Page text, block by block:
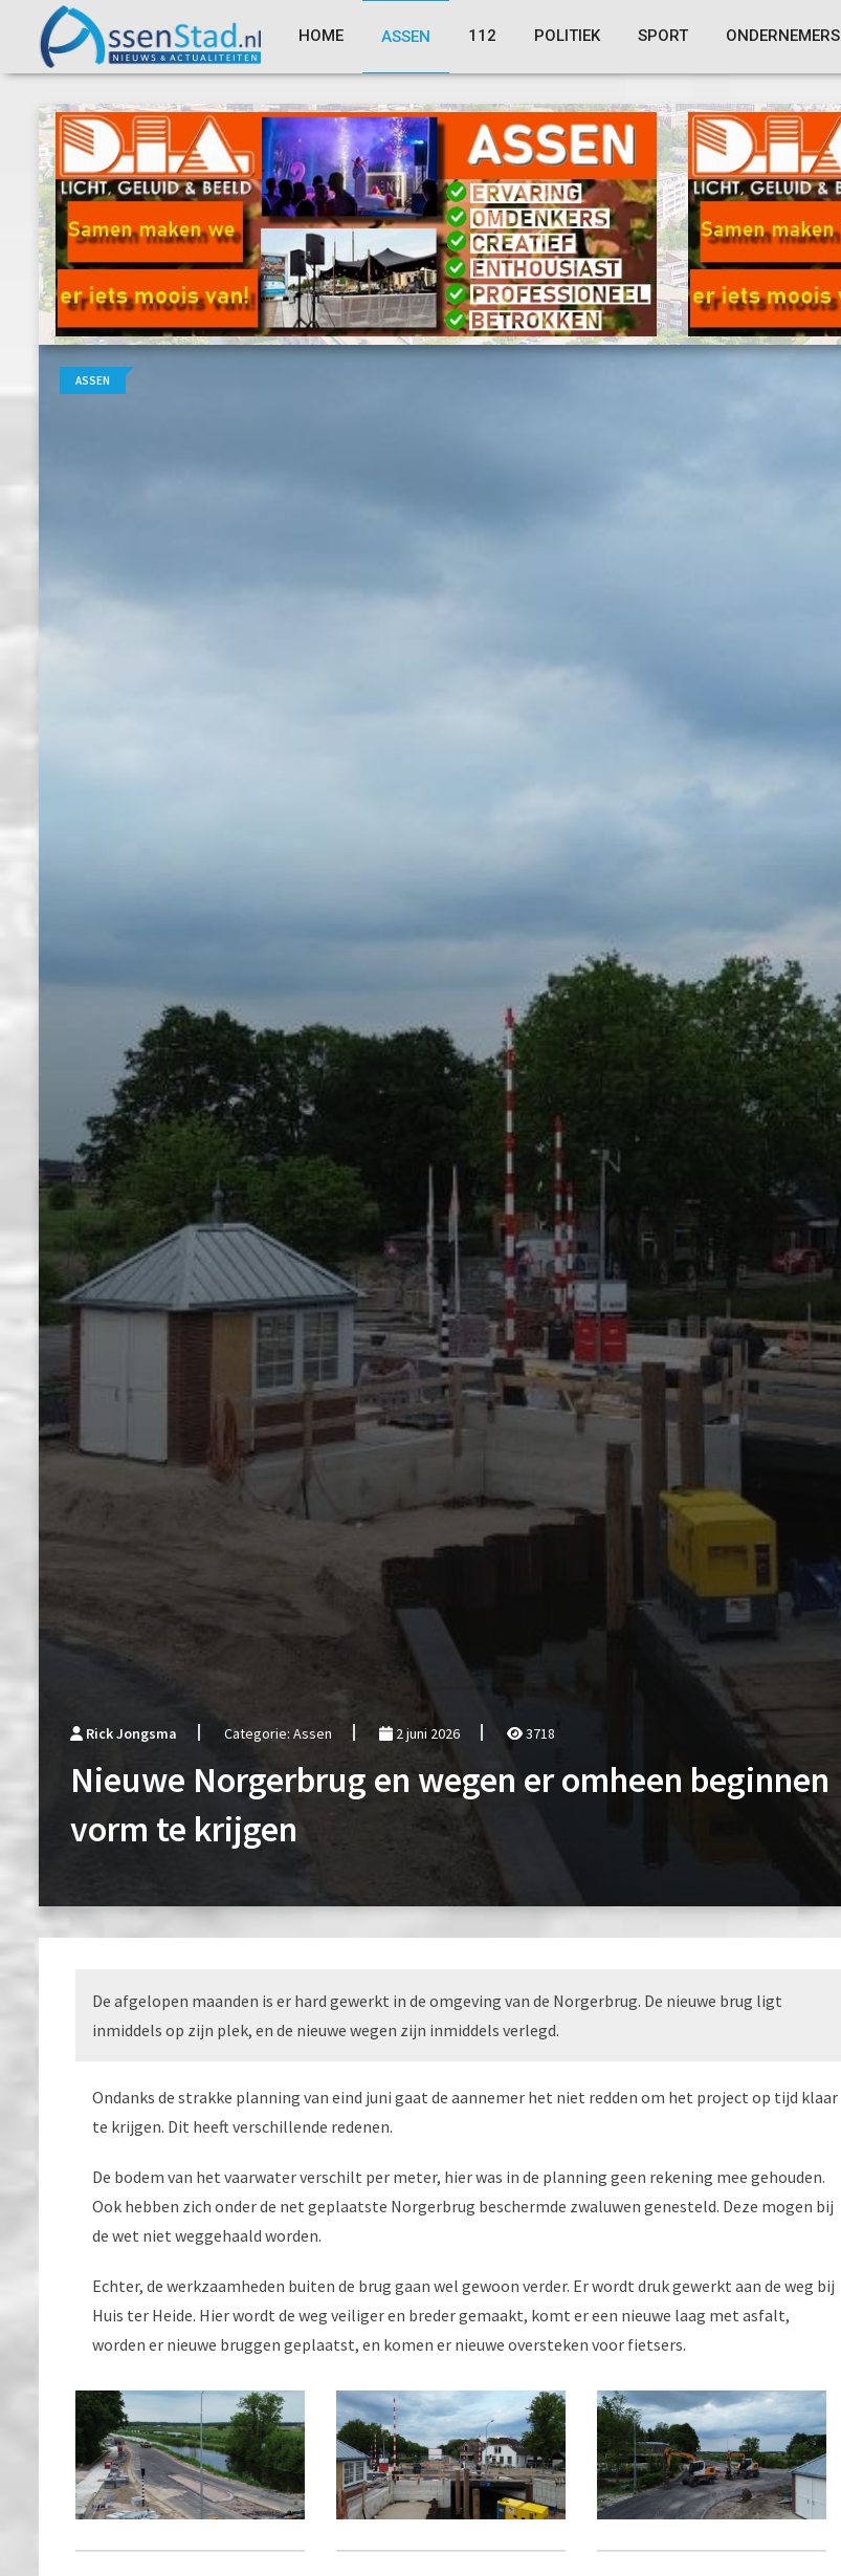
HOME ASSEN 112 POLITIEK SPORT ONDERNEMERS
ASSEN
Rick Jongsma Categorie: Assen 2 juni 2026 3718
Nieuwe Norgerbrug en wegen er omheen beginnen
vorm te krijgen
De afgelopen maanden is er hard gewerkt in de omgeving van de Norgerbrug. De nieuwe brug ligt
inmiddels op zijn plek, en de nieuwe wegen zijn inmiddels verlegd.
Ondanks de strakke planning van eind juni gaat de aannemer het niet redden om het project op tijd klaar
te krijgen. Dit heeft verschillende redenen.
De bodem van het vaarwater verschilt per meter, hier was in de planning geen rekening mee gehouden.
Ook hebben zich onder de net geplaatste Norgerbrug beschermde zwaluwen genesteld. Deze mogen bij
de wet niet weggehaald worden.
Echter, de werkzaamheden buiten de brug gaan wel gewoon verder. Er wordt druk gewerkt aan de weg bij
Huis ter Heide. Hier wordt de weg veiliger en breder gemaakt, komt er een nieuwe laag met asfalt,
worden er nieuwe bruggen geplaatst, en komen er nieuwe oversteken voor fietsers.